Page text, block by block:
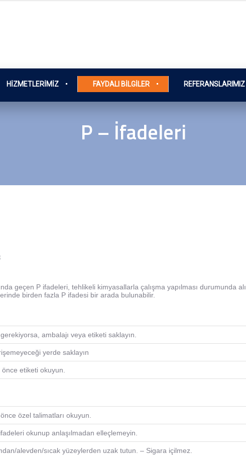
HIZMETLERIMIZ FAYDALI BILGILER REFERANSLARIMIZ
P – İfadeleri
geçen P ifadeleri, tehlikeli kimyasallarla çalışma yapılması durumunda
birden fazla P ifadesi bir arada bulunabilir.
ambalajı veya etiketi saklayın.
yerde saklayın
etiketi okuyun.
özel talimatları okuyun.
okunup anlaşılmadan elleçlemeyin.
alevden/sıcak yüzeylerden uzak tutun. – Sigara içilmez.